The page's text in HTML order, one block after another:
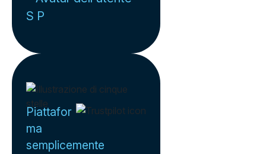
S P
Piattafor
ma
semplicemente